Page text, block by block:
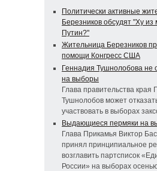
Политически активные
Березников обсудят "Ху из
Путин?"
Жительница Березников
помощи Конгресс США
Геннадия Тушнолобова не
на выборы
Глава правительства края
Тушнолобов может
участвовать в выборах
Выдающиеся пермяки на
Глава Прикамья Виктор
принял принципиальное
возглавить партсписок
России» на выборах